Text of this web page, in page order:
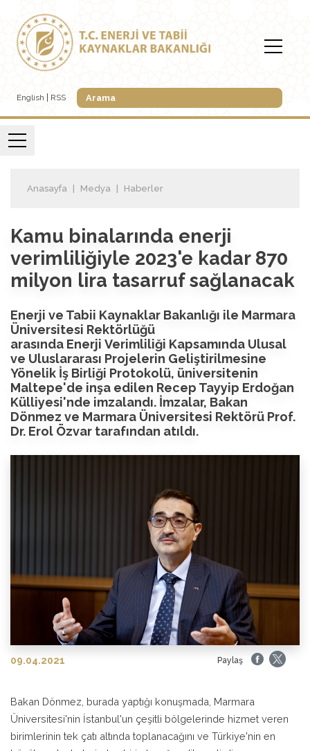
English RSS
Anasayfa Medya Haberler
Kamu binalarında enerji
verimliliğiyle 2023'e kadar 870
milyon lira tasarruf sağlanacak
Enerji ve Tabii Kaynaklar Bakanlığı ile Marmara
Üniversitesi Rektörlüğü
arasında Enerji Verimliliği Kapsamında Ulusal
ve Uluslararası Projelerin Geliştirilmesine
Yönelik İş Birliği Protokolü, üniversitenin
Maltepe'de inşa edilen Recep Tayyip Erdoğan
Külliyesi'nde imzalandı. İmzalar, Bakan
Dönmez ve Marmara Üniversitesi Rektörü Prof.
Dr. Erol Özvar tarafından atıldı.
09.04.2021 Paylaş
Bakan Dönmez, burada yaptığı konuşmada, Marmara
Üniversitesi'nin İstanbul'un çeşitli bölgelerinde hizmet veren
birimlerinin tek çatı altında toplanacağını ve Türkiye'nin en